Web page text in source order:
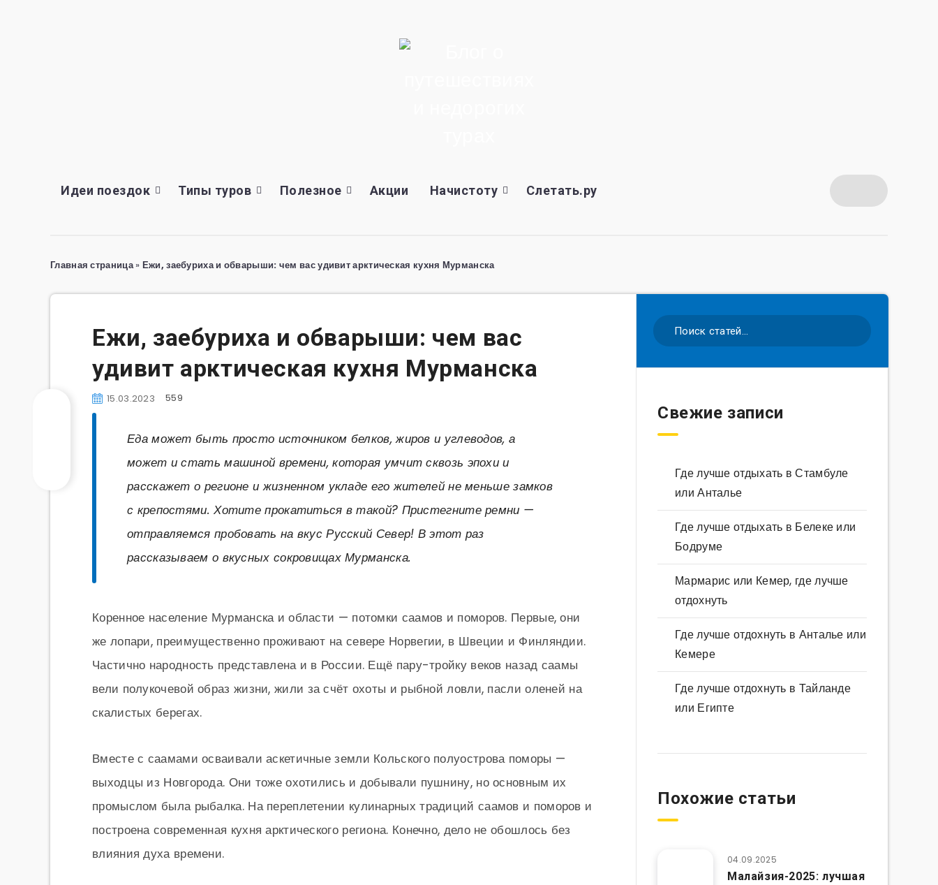
Идеи поездок Типы туров Полезное Акции Начистоту Слетать.ру
Главная страница» Ежи, заебуриха и обварыши: чем вас удивит арктическая кухня Мурманска
Ежи, заебуриха и обварыши: чем вас
удивит арктическая кухня Мурманска
15.03.2023 559
Еда может быть просто источником белков, жиров и углеводов, а
может и стать машиной времени, которая умчит сквозь эпохи и
расскажет о регионе и жизненном укладе его жителей не меньше замков
с крепостями. Хотите прокатиться в такой? Пристегните ремни —
отправляемся пробовать на вкус Русский Север! В этот раз
рассказываем о вкусных сокровищах Мурманска.
Коренное население Мурманска и области — потомки саамов и поморов. Первые, они
же лопари, преимущественно проживают на севере Норвегии, в Швеции и Финляндии.
Частично народность представлена и в России. Ещё пару-тройку веков назад саамы
вели полукочевой образ жизни, жили за счёт охоты и рыбной ловли, пасли оленей на
скалистых берегах.
Вместе с саамами осваивали аскетичные земли Кольского полуострова поморы —
выходцы из Новгорода. Они тоже охотились и добывали пушнину, но основным их
промыслом была рыбалка. На переплетении кулинарных традиций саамов и поморов и
построена современная кухня арктического региона. Конечно, дело не обошлось без
влияния духа времени.
Свежие записи
Где лучше отдыхать в Стамбуле
или Анталье
Где лучше отдыхать в Белеке или
Бодруме
Мармарис или Кемер, где лучше
отдохнуть
Где лучше отдохнуть в Анталье или
Кемере
Где лучше отдохнуть в Тайланде
или Египте
Похожие статьи
04.09.2025
Малайзия-2025: лучшая